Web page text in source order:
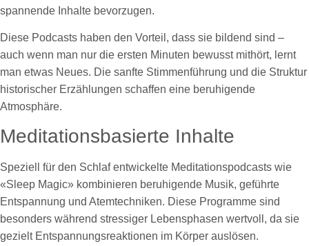
spannende Inhalte bevorzugen.
Diese Podcasts haben den Vorteil, dass sie bildend sind –
auch wenn man nur die ersten Minuten bewusst mithört, lernt
man etwas Neues. Die sanfte Stimmenführung und die Struktur
historischer Erzählungen schaffen eine beruhigende
Atmosphäre.
Meditationsbasierte Inhalte
Speziell für den Schlaf entwickelte Meditationspodcasts wie
«Sleep Magic» kombinieren beruhigende Musik, geführte
Entspannung und Atemtechniken. Diese Programme sind
besonders während stressiger Lebensphasen wertvoll, da sie
gezielt Entspannungsreaktionen im Körper auslösen.